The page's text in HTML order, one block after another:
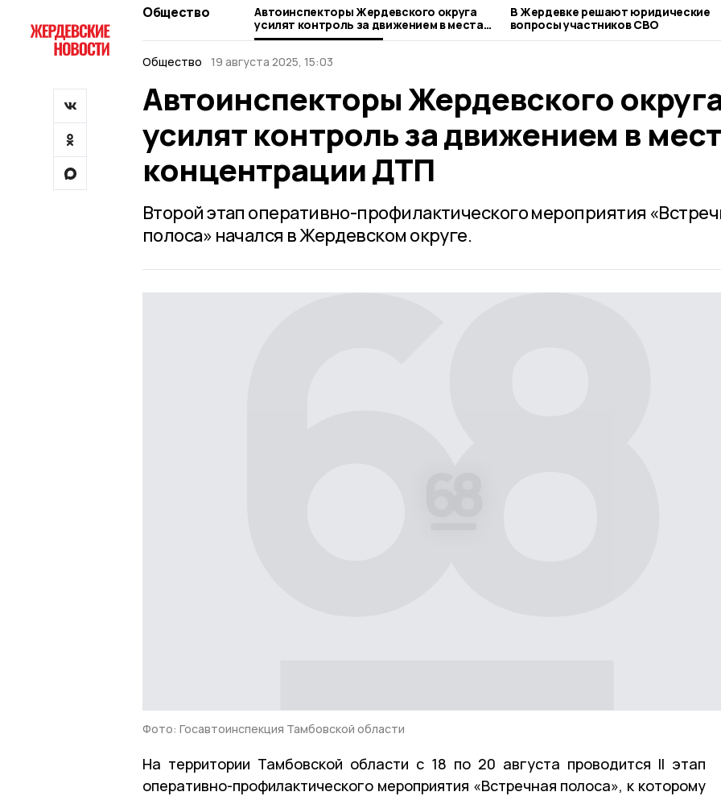
Общество
Автоинспекторы Жердевского округа
усилят контроль за движением в местах
концентрации ДТП
В Жердевке решают юридические
вопросы участников СВО
Общество 19 августа 2025, 15:03
Автоинспекторы Жердевского
усилят контроль за движением в
концентрации ДТП
Второй этап оперативно-профилактического мероприятия
полоса» начался в Жердевском округе.
Фото: Госавтоинспекция Тамбовской области
На территории Тамбовской области с 18 по 20 августа проводится II этап
оперативно-профилактического мероприятия «Встречная полоса», к которому